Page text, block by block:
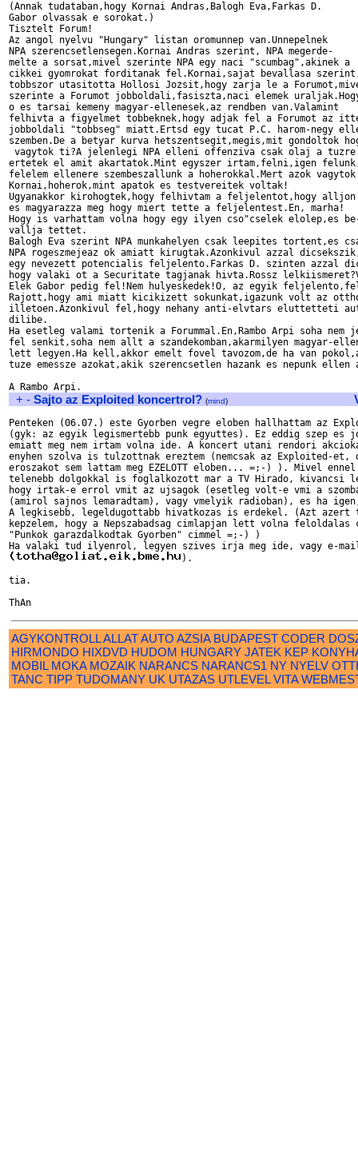
(Annak tudataban,hogy Kornai Andras,Balogh Eva,Farkas D.
Gabor olvassak e sorokat.)
Tisztelt Forum!
Az angol nyelvu "Hungary" listan oromunnep van.Unnepelnek
NPA szerencsetlensegen.Kornai Andras szerint, NPA megerde-
melte a sorsat,mivel szerinte NPA egy naci "scumbag",akinek a
cikkei gyomrokat forditanak fel.Kornai,sajat bevallasa
tobbszor utasitotta Hollosi Jozsit,hogy zarja le a
szerinte a Forumot jobboldali,fasiszta,naci elemek
o es tarsai kemeny magyar-ellenesek,az rendben van.Valamint
felhivta a figyelmet tobbeknek,hogy adjak fel a Forumot az
jobboldali "tobbseg" miatt.Ertsd egy tucat P.C. harom-negy
szemben.De a betyar kurva hetszentsegit,megis,mit gondoltok
vagytok ti?A jelenlegi NPA elleni offenziva csak olaj a
ertetek el amit akartatok.Mint egyszer irtam,felni,igen
felelem ellenere szembeszallunk a hoherokkal.Mert azok vagytok
Kornai,hoherok,mint apatok es testvereitek voltak!
Ugyanakkor kirohogtek,hogy felhivtam a feljelentot,hogy
es magyarazza meg hogy miert tette a feljelentest.En, marha!
Hogy is varhattam volna hogy egy ilyen cso"cselek elolep,es
vallja tettet.
Balogh Eva szerint NPA munkahelyen csak leepites tortent,es
NPA rogeszmejeaz ok amiatt kirugtak.Azonkivul azzal
egy nevezett potencialis feljelento.Farkas D. szinten azzal
hogy valaki ot a Securitate tagjanak hivta.Rossz
Elek Gabor pedig fel!Nem hulyeskedek!O, az egyik
Rajott,hogy ami miatt kicikizett sokunkat,igazunk volt az
illetoen.Azonkivul fel,hogy nehany anti-elvtars eluttetteti
dilibe.
Ha esetleg valami tortenik a Forummal.En,Rambo Arpi soha nem
fel senkit,soha nem allt a szandekomban,akarmilyen magyar-
lett legyen.Ha kell,akkor emelt fovel tavozom,de ha van
tuze emessze azokat,akik szerencsetlen hazank es nepunk ellen
+ - Sajto az Exploited koncertrol? (mind)
Penteken (06.07.) este Gyorben vegre eloben hallhattam az
(gyk: az egyik legismertebb punk egyuttes). Ez eddig szep es
emiatt meg nem irtam volna ide. A koncert utani rendori
enyhen szolva is tulzottnak ereztem (nemcsak az Exploited-et,
eroszakot sem lattam meg EZELOTT eloben... =;-) ). Mivel
telenebb dolgokkal is foglalkozott mar a TV Hirado, kivancsi
hogy irtak-e errol vmit az ujsagok (esetleg volt-e vmi a
(amirol sajnos lemaradtam), vagy vmelyik radioban), es ha
A legkisebb, legeldugottabb hivatkozas is erdekel. (Azt azert
kepzelem, hogy a Nepszabadsag cimlapjan lett volna feloldalas
"Punkok garazdalkodtak Gyorben" cimmel =;-) )
).
tia.
AGYKONTROLLALLATAUTO AZSIA BUDAPEST CODER
HIRMONDO HIXDVD HUDOM HUNGARY JATEK KEP
MOBIL MOKA MOZAIK NARANCS NARANCS1 NY NYELV
TANC TIPP TUDOMANY UK UTAZAS UTLEVEL VITA